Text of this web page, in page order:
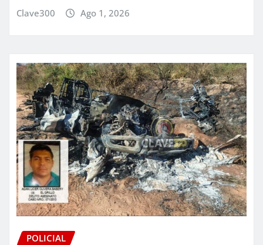
Clave300 Ago 1, 2026
POLICIAL